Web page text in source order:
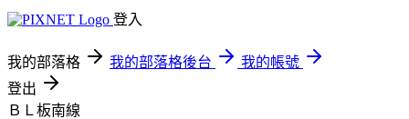
登入
我的部落格 我的部落格後台
我的帳號
登出
ＢＬ板南線